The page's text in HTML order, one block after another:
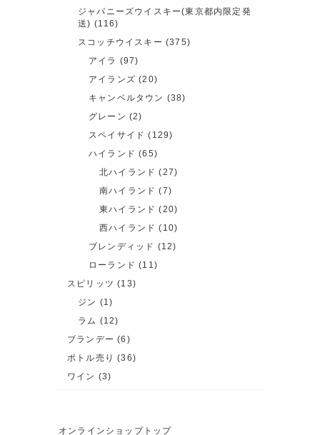
ジャパニーズウイスキー(東京都内限定発
送) (116)
スコッチウイスキー (375)
アイラ (97)
アイランズ (20)
キャンベルタウン (38)
グレーン (2)
スペイサイド (129)
ハイランド (65)
北ハイランド (27)
南ハイランド (7)
東ハイランド (20)
西ハイランド (10)
ブレンディッド (12)
ローランド (11)
スピリッツ (13)
ジン (1)
ラム (12)
ブランデー (6)
ボトル売り (36)
ワイン (3)
オンラインショップトップ